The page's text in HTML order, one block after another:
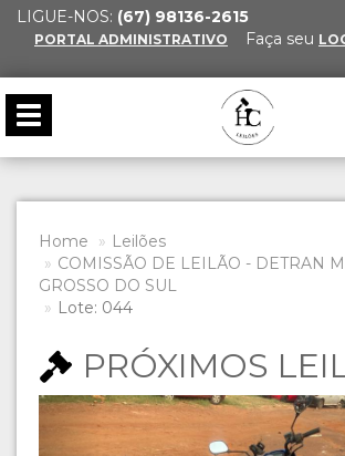
LIGUE-NOS: (67) 98136-2615
PORTAL ADMINISTRATIVO Faça seu
Toggle
navigation
Home
Leilões
COMISSÃO DE LEILÃO - DETRAN
GROSSO DO SUL
Lote: 044
PRÓXIMOS
Previous